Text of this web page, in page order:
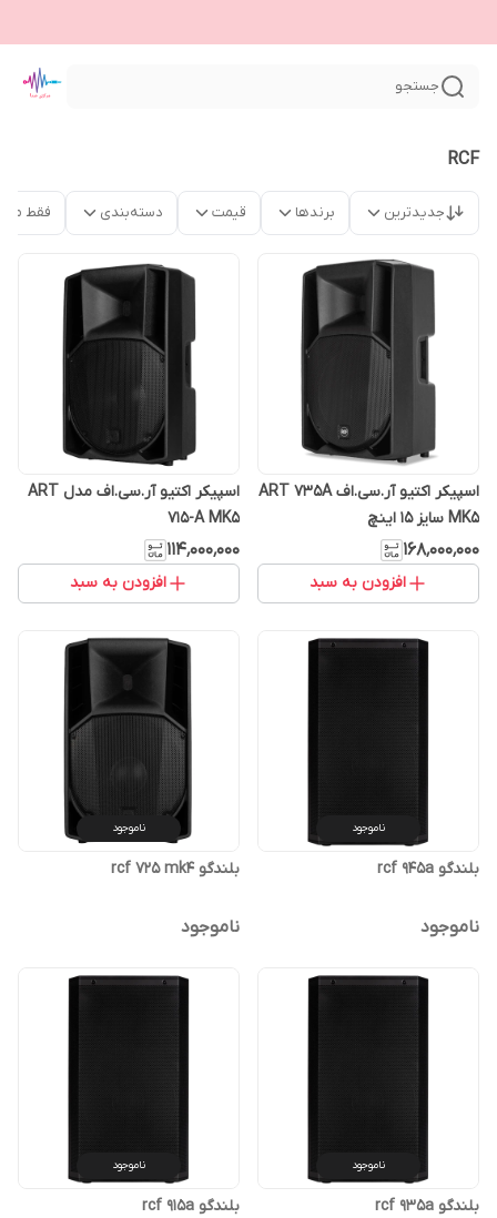
جستجو
RCF
جدیدترین برندها قیمت دسته‌بندی فقط
اسپیکر اکتیو آر.سی.اف ART 735A
MK5 سایز ۱۵ اینچ
۱۶۸٬۰۰۰٬۰۰۰
افزودن به سبد
اسپیکر اکتیو آر.سی.اف مدل ART
715-A MK5
۱۱۴٬۰۰۰٬۰۰۰
افزودن به سبد
ناموجود
بلندگو rcf 945a
ناموجود
ناموجود
بلندگو rcf 725 mk4
ناموجود
ناموجود
بلندگو rcf 935a
ناموجود
بلندگو rcf 915a